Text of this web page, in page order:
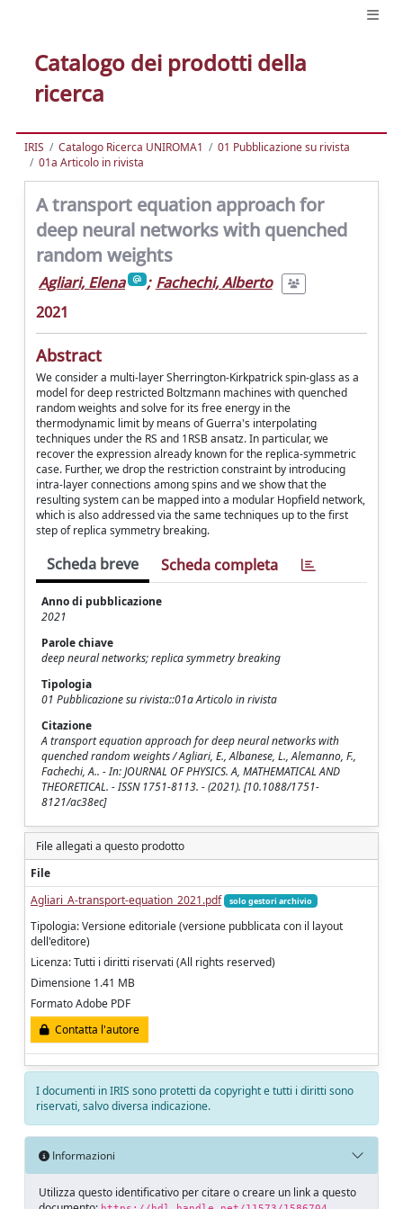
Catalogo dei prodotti della
ricerca
IRIS Catalogo Ricerca UNIROMA1
01 Pubblicazione su rivista
01a Articolo in rivista
A transport equation approach for
deep neural networks with quenched
random weights
Agliari, Elena ; Fachechi, Alberto
2021
Abstract
We consider a multi-layer Sherrington-Kirkpatrick spin-glass as a
model for deep restricted Boltzmann machines with quenched
random weights and solve for its free energy in the
thermodynamic limit by means of Guerra's interpolating
techniques under the RS and 1RSB ansatz. In particular, we
recover the expression already known for the replica-symmetric
case. Further, we drop the restriction constraint by introducing
intra-layer connections among spins and we show that the
resulting system can be mapped into a modular Hopfield network,
which is also addressed via the same techniques up to the first
step of replica symmetry breaking.
Scheda breve Scheda completa
Anno di pubblicazione
2021
Parole chiave
deep neural networks; replica symmetry breaking
Tipologia
01 Pubblicazione su rivista::01a Articolo in rivista
Citazione
A transport equation approach for deep neural networks with
quenched random weights / Agliari, E., Albanese, L., Alemanno, F.,
Fachechi, A.. - In: JOURNAL OF PHYSICS. A, MATHEMATICAL AND
THEORETICAL. - ISSN 1751-8113. - (2021). [10.1088/1751-
8121/ac38ec]
File allegati a questo prodotto
File
Agliari_A-transport-equation_2021.pdf
solo gestori archivio
Tipologia: Versione editoriale (versione pubblicata con il layout
dell'editore)
Licenza: Tutti i diritti riservati (All rights reserved)
Dimensione 1.41 MB
Formato Adobe PDF
Contatta l'autore
I documenti in IRIS sono protetti da copyright e tutti i diritti sono
riservati, salvo diversa indicazione.
Informazioni
Utilizza questo identificativo per citare o creare un link a questo